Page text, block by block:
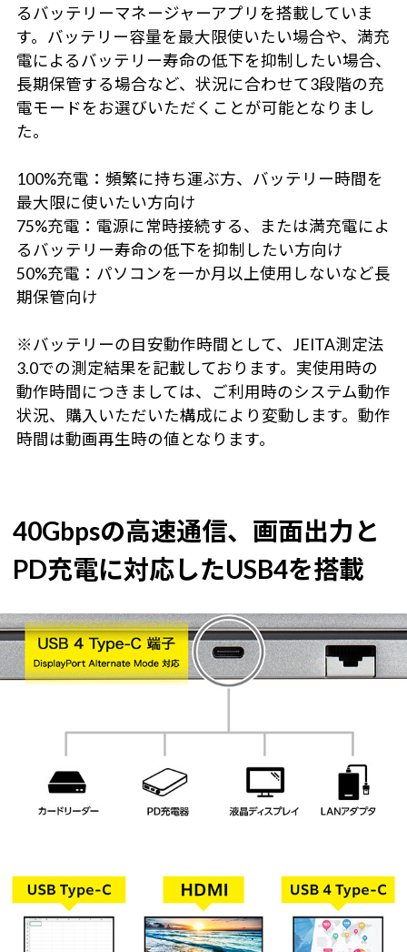
るバッテリーマネージャーアプリを搭載していま
す。バッテリー容量を最大限使いたい場合や、満充
電によるバッテリー寿命の低下を抑制したい場合、
長期保管する場合など、状況に合わせて3段階の充
電モードをお選びいただくことが可能となりまし
た。
100%充電：頻繁に持ち運ぶ方、バッテリー時間を
最大限に使いたい方向け
75%充電：電源に常時接続する、または満充電によ
るバッテリー寿命の低下を抑制したい方向け
50%充電：パソコンを一か月以上使用しないなど長
期保管向け
※バッテリーの目安動作時間として、JEITA測定法
3.0での測定結果を記載しております。実使用時の
動作時間につきましては、ご利用時のシステム動作
状況、購入いただいた構成により変動します。動作
時間は動画再生時の値となります。
40Gbpsの高速通信、画面出力と
PD充電に対応したUSB4を搭載